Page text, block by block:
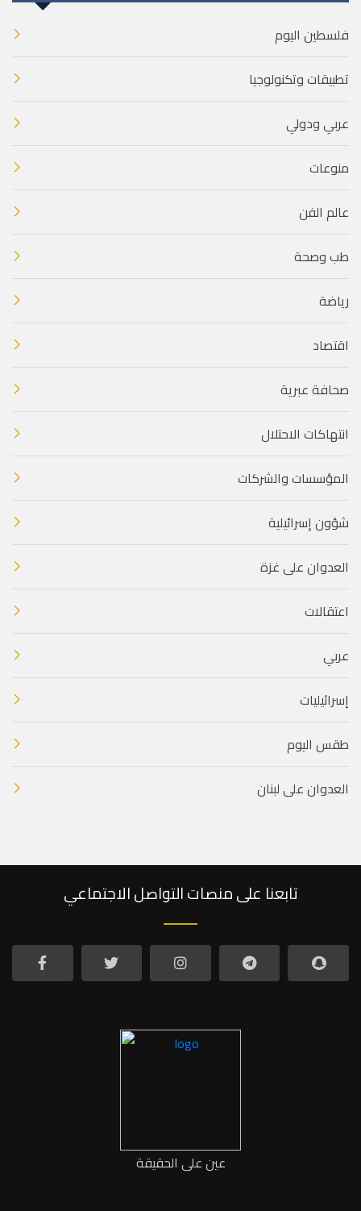
فلسطين اليوم
تطبيقات وتكنولوجيا
عربي ودولي
منوعات
عالم الفن
طب وصحة
رياضة
اقتصاد
صحافة عبرية
انتهاكات الاحتلال
المؤسسات والشركات
شؤون إسرائيلية
العدوان على غزة
اعتقالات
عربي
إسرائيليات
طقس اليوم
العدوان على لبنان
تابعنا على منصات التواصل الاجتماعي
عين على الحقيقة